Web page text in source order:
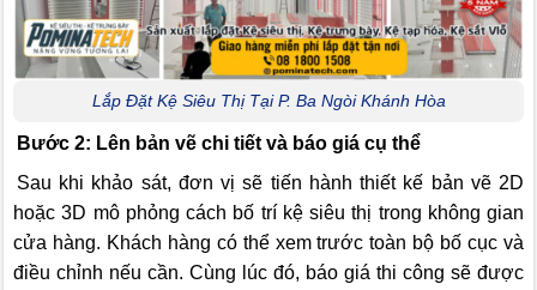
Lắp Đặt Kệ Siêu Thị Tại P. Ba Ngòi Khánh Hòa
Bước 2: Lên bản vẽ chi tiết và báo giá cụ thể
Sau khi khảo sát, đơn vị sẽ tiến hành thiết kế bản vẽ 2D
hoặc 3D mô phỏng cách bố trí kệ siêu thị trong không gian
cửa hàng. Khách hàng có thể xem trước toàn bộ bố cục và
điều chỉnh nếu cần. Cùng lúc đó, báo giá thi công sẽ được